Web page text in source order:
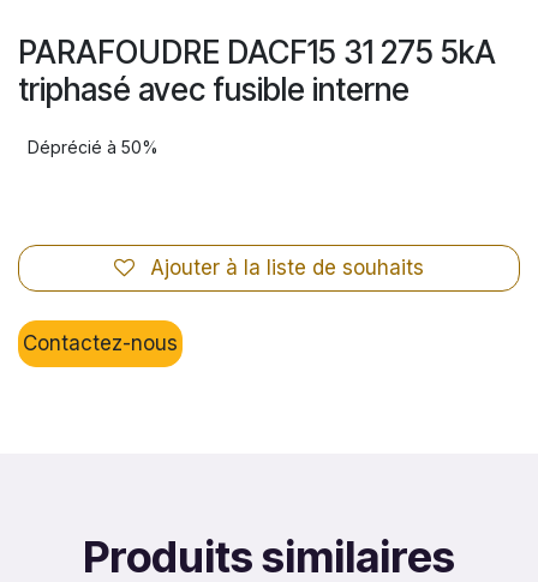
PARAFOUDRE DACF15 31 275 5kA
triphasé avec fusible interne
Déprécié à 50%
Ajouter à la liste de souhaits
Contactez-nous
Produits similaires